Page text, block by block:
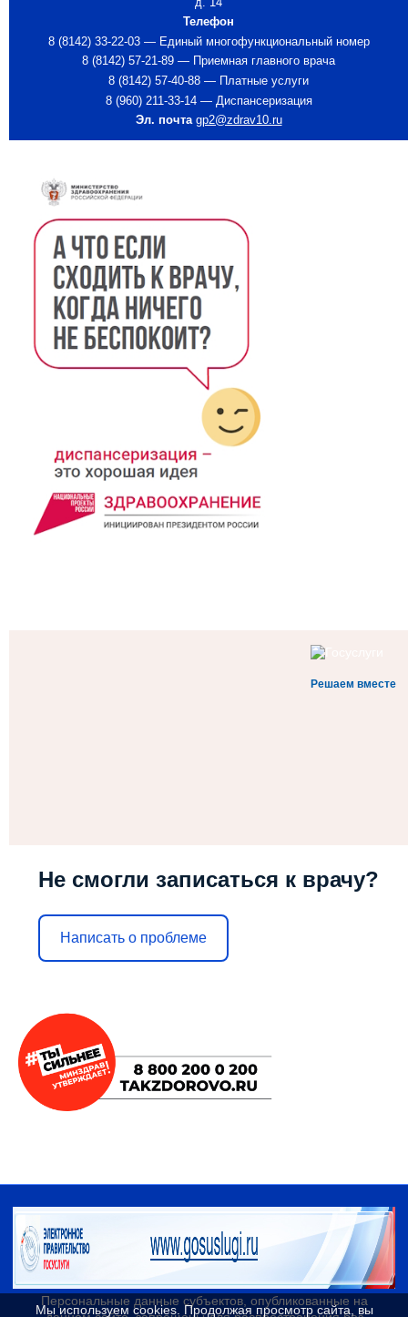
Телефон
8 (8142) 33-22-03 — Единый многофункциональный номер
8 (8142) 57-21-89 — Приемная главного врача
8 (8142) 57-40-88 — Платные услуги
8 (960) 211-33-14 — Диспансеризация
Эл. почта gp2@zdrav10.ru
Решаем вместе
Не смогли записаться к врачу?
Написать о проблеме
Персональные данные cубъектов, опубликованные на
Мы используем cookies. Продолжая просмотр сайта, вы